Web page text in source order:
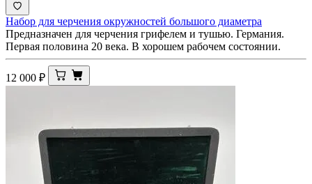
Набор для черчения окружностей большого диаметра
Предназначен для черчения грифелем и тушью. Германия.
Первая половина 20 века. В хорошем рабочем состоянии.
12 000 ₽